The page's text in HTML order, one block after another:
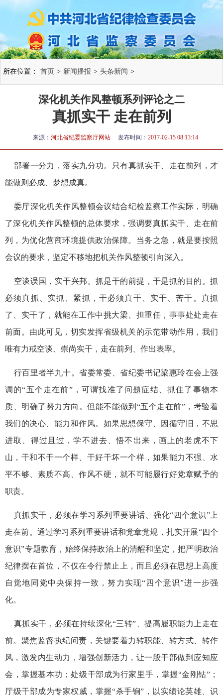
所在位置： 首页 > 新闻播报 > 头条新闻 >
深化机关作风整顿系列评论之二
真抓实干 走在前列
来源： 河北省纪委监察厅网站 发布时间： 2017-02-15 08:13:14
部署一分力，落实九分功。只有真抓实干、走在前列，才
能做则必成、梦想成真。
委厅深化机关作风整顿会议结合纪检监察工作实际，明确
了深化机关作风整顿的总体要求，强调要真抓实干、走在前
列，为优化营商环境提供政治保障。当务之急，就是要按照
会议的要求，坚定不移地把机关作风整顿引向深入。
空谈误国，实干兴邦。抓是干的前提，干是抓的目的。抓
必须真抓、实抓、紧抓，干必须真干、实干、苦干。真抓
了、实干了，就能在工作中挑大梁、担重任，事事处处走在
前面。由此可见，切实发挥省级机关的示范带动作用，我们
唯有力戒空谈、崇尚实干，走在前列、作出表率。
行百里者半九十。省委常委、省纪委书记梁惠玲在会上强
调的“五个走在前”，可谓找准了问题症结、抓住了事物本
质、明确了努力方向。但能不能做到“五个走在前”，考验着
我们的决心、能力和作风。如果思想保守、因循守旧，不思
进取、得过且过，学不进去、悟不出来，画上的老虎不下
山，干和不干一个样、干好干坏一个样，如果能力不强、水
平不够、素质不高、作风不硬，就不可能履行好党章赋予的
职责。
真抓实干，必须在学习系列重要讲话、强化“四个意识”上
走在前。通过学习系列重要讲话和党章党规，扎实开展“四个
意识”专题教育，始终保持政治上的清醒和坚定，把严明政治
纪律摆在首位，不仅在令行禁止上，而且必须在思想上高度
自觉地同党中央保持一致，努力实现“四个意识”进一步强
化。
真抓实干，必须在持续深化“三转”、提高履职能力上走在
前。聚焦监督执纪问责，关键要着力转职能、转方式、转作
风，激发内生动力，增强创新活力，让一般干部做到应知应
会，掌握基本功；处级干部成为行家里手，掌握“金刚钻”；
厅级干部成为专家权威，掌握“杀手锏”，以实绩论英雄、识